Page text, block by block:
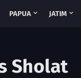
PAPUA JATIM
Sholat